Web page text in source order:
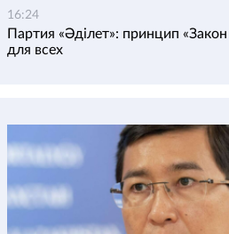
16:24
Партия «Әділет»: принцип
для всех